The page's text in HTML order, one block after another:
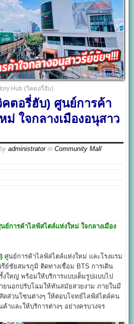
Hub (วิคตอรี่ฮับ)
ตอรี่ฮับ) ศูนย์การค้า
ม่ ใจกลางเมืองอนุสาว
administratorinCommunity Mall
ย์การค้าไลฟ์สไตล์แห่งใหม่ ใจกลางเมือง
ศูนย์การค้าไลฟ์สไตล์แห่งใหม่ และโรงแรม
รีย์ชัยสมรภูมิ ติดทางเชื่อม BTS การเดิน
งใหญ่ พร้อมให้บริการแบบเต็มรูปแบบไป
ยนอกปรับโฉมให้ทันสมัยสวยงาม ภายในมี
ดส่วนโซนต่างๆ ให้ตอบโจทย์ไลฟ์สไตล์คน
าและให้บริการต่างๆ อย่างครบวงจร